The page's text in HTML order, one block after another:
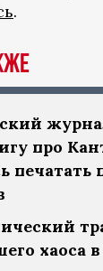
.
про
печатать
хаоса